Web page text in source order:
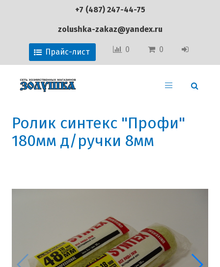
+7 (487) 247-44-75
zolushka-zakaz@yandex.ru
Прайс-лист 0 0
Ролик синтекс "Профи"
180мм д/ручки 8мм